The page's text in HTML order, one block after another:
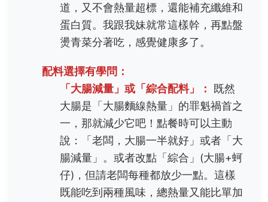
道，又不會熱量超標，還能補充纖維和
蛋白質。我跟我妹就常這樣幹，再點盤
燙青菜分著吃，感覺健康多了。
配料選擇有學問：
「大腸減量」或「綜合配料」：
既然
大腸是「大腸麵線熱量」的罪魁禍首之
一，那就減少它吧！點餐時可以主動
說：「老闆，大腸一半就好」或者「大
腸減量」。或者改點「綜合」(大腸+蚵
仔)，但請老闆每種都放少一點。這樣
既能吃到兩種風味，總熱量又能比單加